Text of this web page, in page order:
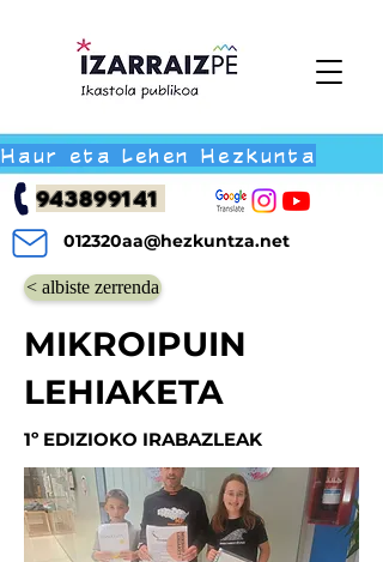
Haur eta Lehen Hezkunta
943899141
012320aa@hezkuntza.net
< albiste zerrenda
MIKROIPUIN
LEHIAKETA
1º EDIZIOKO IRABAZLEAK